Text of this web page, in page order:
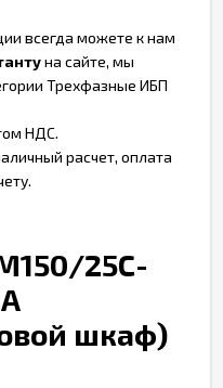
всегда можете к нам
на сайте, мы
Трехфазные ИБП
НДС.
расчет, оплата
25C-
шкаф)